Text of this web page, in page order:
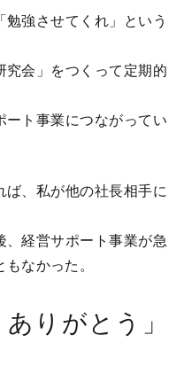
強させてくれ」という
会」をつくって定期的
ト事業につながってい
、私が他の社長相手に
経営サポート事業が急
なかった。
りがとう」